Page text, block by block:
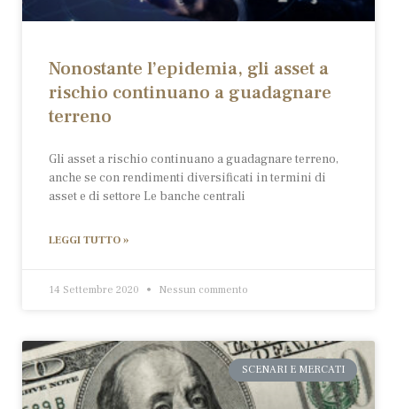
Nonostante l’epidemia, gli asset a
rischio continuano a guadagnare
terreno
Gli asset a rischio continuano a guadagnare terreno,
anche se con rendimenti diversificati in termini di
asset e di settore Le banche centrali
LEGGI TUTTO »
14 Settembre 2020 Nessun commento
SCENARI E MERCATI